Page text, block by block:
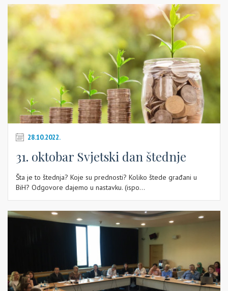
28.10.2022.
31. oktobar Svjetski dan štednje
Šta je to štednja? Koje su prednosti? Koliko štede građani u
BiH? Odgovore dajemo u nastavku. (ispo...